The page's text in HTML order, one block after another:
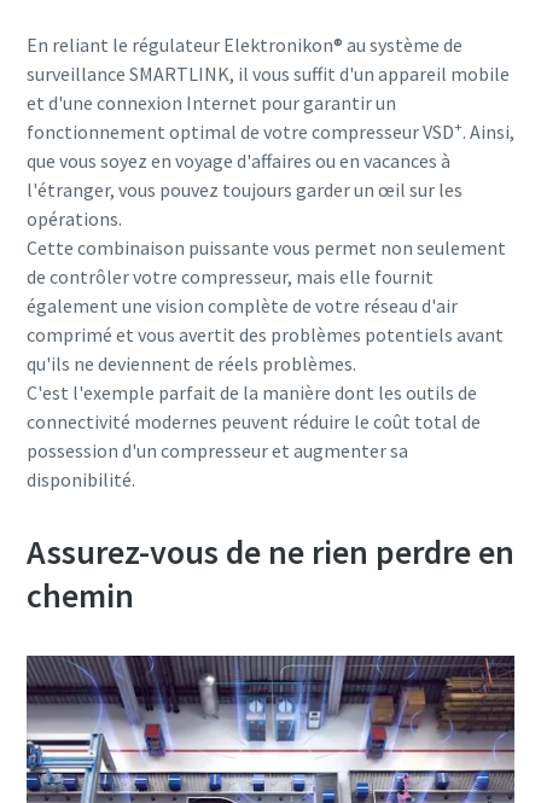
En reliant le régulateur Elektronikon® au système de
surveillance SMARTLINK, il vous suffit d'un appareil mobile
et d'une connexion Internet pour garantir un
fonctionnement optimal de votre compresseur VSD+. Ainsi,
que vous soyez en voyage d'affaires ou en vacances à
l'étranger, vous pouvez toujours garder un œil sur les
opérations.
Cette combinaison puissante vous permet non seulement
de contrôler votre compresseur, mais elle fournit
également une vision complète de votre réseau d'air
comprimé et vous avertit des problèmes potentiels avant
qu'ils ne deviennent de réels problèmes.
C'est l'exemple parfait de la manière dont les outils de
connectivité modernes peuvent réduire le coût total de
possession d'un compresseur et augmenter sa
disponibilité.
Assurez-vous de ne rien perdre en
chemin